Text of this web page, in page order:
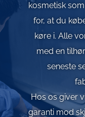
kosmetisk
for, at du
køre i. Alle
med en
seneste
Hos os giver
garanti mod